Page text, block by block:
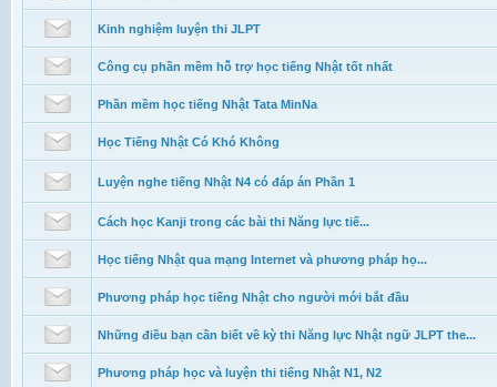
Kinh nghiệm luyện thi JLPT
Công cụ phần mềm hỗ trợ học tiếng Nhật tốt nhất
Phần mềm học tiếng Nhật Tata MinNa
Học Tiếng Nhật Có Khó Không
Luyện nghe tiếng Nhật N4 có đáp án Phần 1
Cách học Kanji trong các bài thi Năng lực tiế...
Học tiếng Nhật qua mạng Internet và phương pháp họ...
Phương pháp học tiếng Nhật cho người mới bắt đầu
Những điều bạn cần biết về kỳ thi Năng lực Nhật ngữ JLPT the...
Phương pháp học và luyện thi tiếng Nhật N1, N2